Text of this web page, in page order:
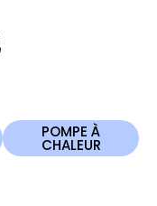
POMPE À
CHALEUR